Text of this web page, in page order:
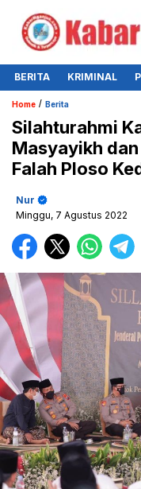
BERITA KRIMINAL
Home / Berita
Silahturahmi
Masyayikh
Falah Ploso
Nur
Minggu, 7 Agustus 2022